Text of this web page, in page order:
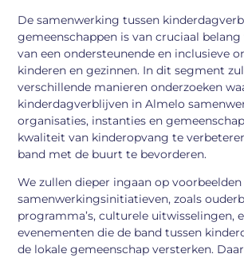
De samenwerking tussen
gemeenschappen is van cruciaal
van een ondersteunende en inclusieve
kinderen en gezinnen. In dit segment
verschillende manieren onderzoeken
kinderdagverblijven in Almelo
organisaties, instanties en
kwaliteit van kinderopvang te
band met de buurt te bevorderen.
We zullen dieper ingaan op
samenwerkingsinitiatieven, zoals
programma’s, culturele uitwisselingen,
evenementen die de band tussen
de lokale gemeenschap versterken.